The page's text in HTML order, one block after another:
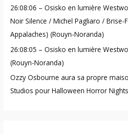
26:08:06 – Osisko en lumière
Noir Silence / Michel Pagliaro / Brise-
Appalaches) (Rouyn-Noranda)
26:08:05 – Osisko en lumière
(Rouyn-Noranda)
Ozzy Osbourne aura sa propre
Studios pour Halloween Horror Nights